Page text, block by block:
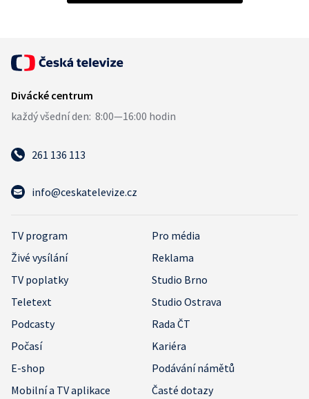
261 136 113
info@ceskatelevize.cz
TV program
Pro média
Živé vysílání
Reklama
TV poplatky
Studio Brno
Teletext
Studio Ostrava
Podcasty
Rada ČT
Počasí
Kariéra
E-shop
Podávání námětů
Mobilní a TV aplikace
Časté dotazy